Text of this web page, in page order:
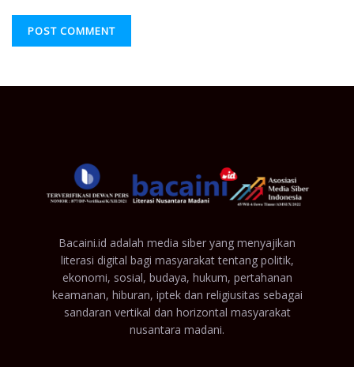
Bacaini.id adalah media siber yang menyajikan
literasi digital bagi masyarakat tentang politik,
ekonomi, sosial, budaya, hukum, pertahanan
keamanan, hiburan, iptek dan religiusitas sebagai
sandaran vertikal dan horizontal masyarakat
nusantara madani.